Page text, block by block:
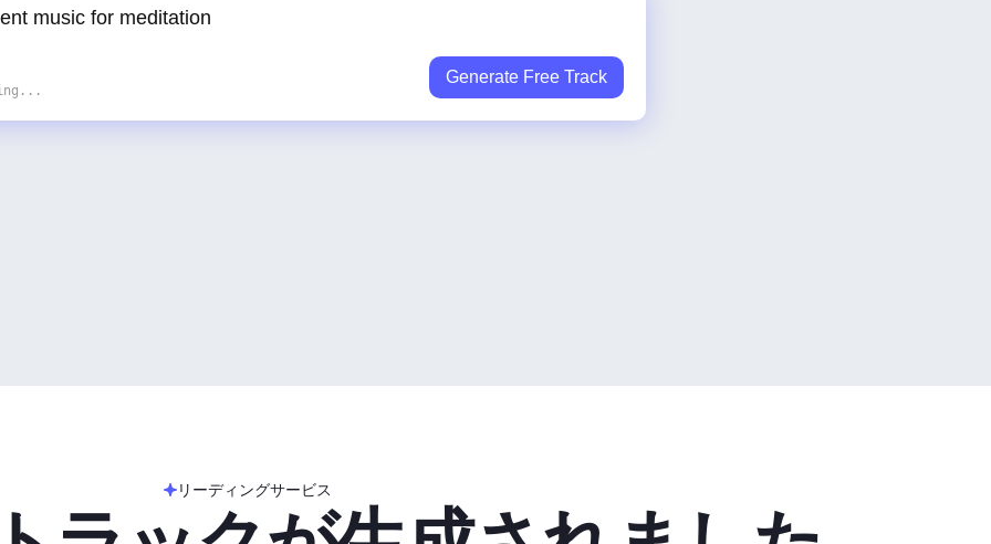
Generate Free Track
リーディングサービス